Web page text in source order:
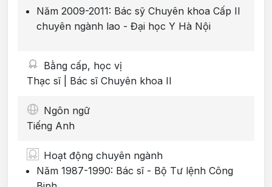
Năm 2009-2011: Bác sỹ Chuyên khoa Cấp II
chuyên ngành lao - Đại học Y Hà Nội
Bằng cấp, học vị
Thạc sĩ | Bác sĩ Chuyên khoa II
Ngôn ngữ
Tiếng Anh
Hoạt động chuyên ngành
Năm 1987-1990: Bác sĩ - Bộ Tư lệnh Công